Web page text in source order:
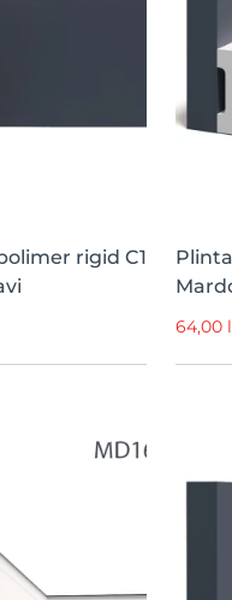
rigid C1
64,00